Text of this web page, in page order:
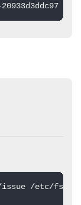
20933d3ddc97
/etc/fstab